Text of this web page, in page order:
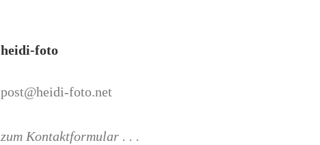
heidi-foto
post@heidi-foto.net
zum Kontaktformular . . .